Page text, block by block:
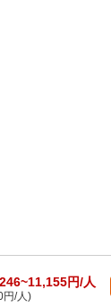
円/人
円/人)